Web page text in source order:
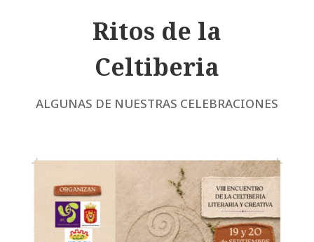
Ritos de la
Celtiberia
ALGUNAS DE NUESTRAS CELEBRACIONES